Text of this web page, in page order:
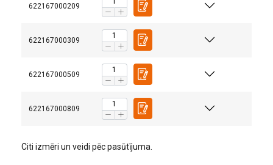
622167000209
622167000309
622167000509
622167000809
Citi izmēri un veidi pēc pasūtījuma.
Materiāls: